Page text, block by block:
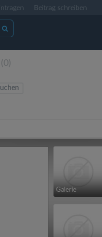
Beitrag schreiben
(0)
Galerie